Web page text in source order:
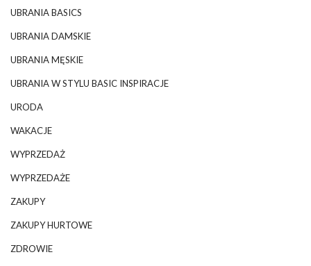
UBRANIA BASICS
UBRANIA DAMSKIE
UBRANIA MĘSKIE
UBRANIA W STYLU BASIC INSPIRACJE
URODA
WAKACJE
WYPRZEDAŻ
WYPRZEDAŻE
ZAKUPY
ZAKUPY HURTOWE
ZDROWIE